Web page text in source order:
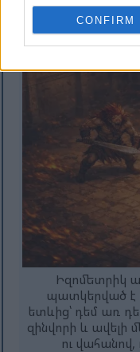
CONFIRM
տեղեկություններ
Իզոմետրիկ
պատկերված է
ետևից՝ դեմ առ
զինվորի և ավելի
ու վահանով,